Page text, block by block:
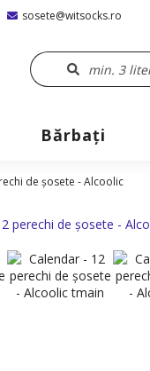
sosete@witsocks.ro
Bărbaţi
de șosete - Alcoolic